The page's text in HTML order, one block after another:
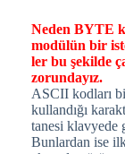
Neden BYTE
modülün bir
ler bu şekilde
zorundayız.
ASCII kodları
kullandığı
tanesi klavyede
Bunlardan ise